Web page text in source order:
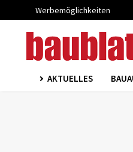
Werbemöglichkeiten
AKTUELLES